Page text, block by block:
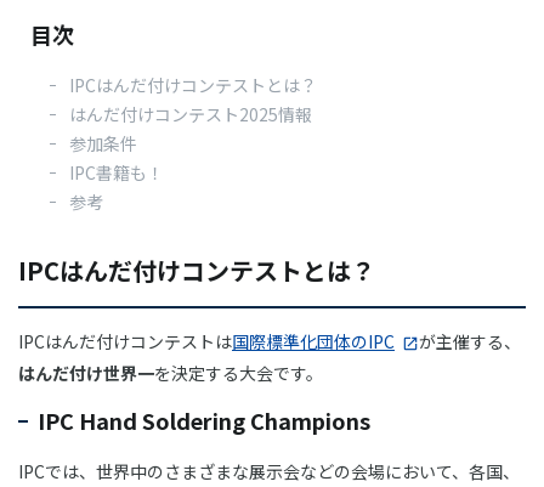
目次
IPCはんだ付けコンテストとは？
はんだ付けコンテスト2025情報
参加条件
IPC書籍も！
参考
IPCはんだ付けコンテストとは？
IPCはんだ付けコンテストは国際標準化団体のIPC
が主催する、
はんだ付け世界一を決定する大会です。
IPC Hand Soldering Champions
IPCでは、世界中のさまざまな展示会などの会場において、各国、